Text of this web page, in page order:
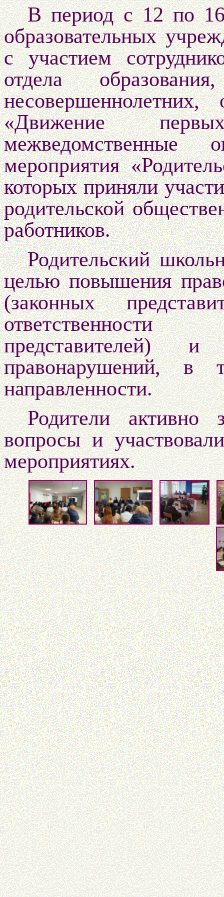
В период с 12 по
образовательных
с участием
отдела
несовершеннолетних,
«Движение
межведомственные
мероприятия
которых приняли
родительской
работников.
Родительский
целью повышения
(законных
представителей)
правонарушений, в
направленности.
Родители активно
вопросы и
мероприятиях.